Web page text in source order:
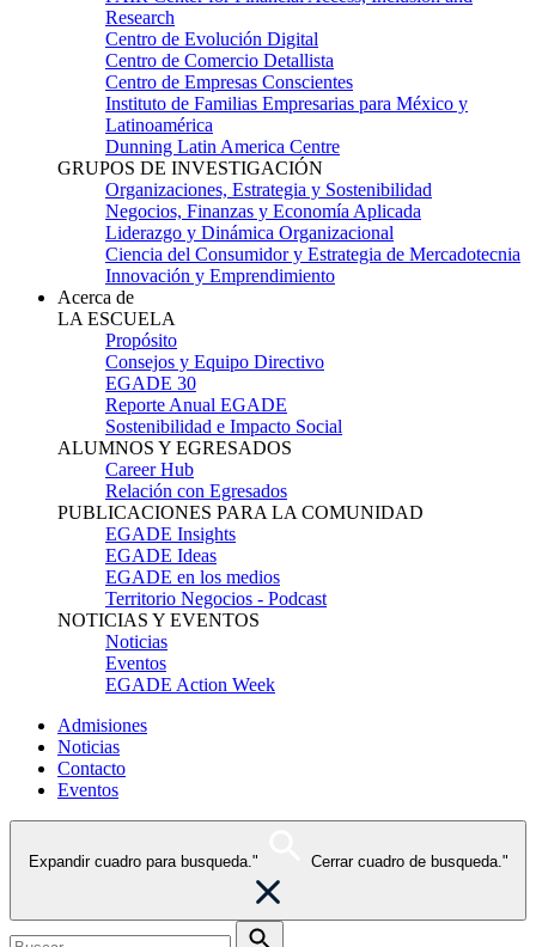
Research
Centro de Evolución Digital
Centro de Comercio Detallista
Centro de Empresas Conscientes
Instituto de Familias Empresarias para México y
Latinoamérica
Dunning Latin America Centre
GRUPOS DE INVESTIGACIÓN
Organizaciones, Estrategia y Sostenibilidad
Negocios, Finanzas y Economía Aplicada
Liderazgo y Dinámica Organizacional
Ciencia del Consumidor y Estrategia de Mercadotecnia
Innovación y Emprendimiento
Acerca de
LA ESCUELA
Propósito
Consejos y Equipo Directivo
EGADE 30
Reporte Anual EGADE
Sostenibilidad e Impacto Social
ALUMNOS Y EGRESADOS
Career Hub
Relación con Egresados
PUBLICACIONES PARA LA COMUNIDAD
EGADE Insights
EGADE Ideas
EGADE en los medios
Territorio Negocios - Podcast
NOTICIAS Y EVENTOS
Noticias
Eventos
EGADE Action Week
Admisiones
Noticias
Contacto
Eventos
Expandir cuadro para busqueda." Cerrar cuadro de busqueda."